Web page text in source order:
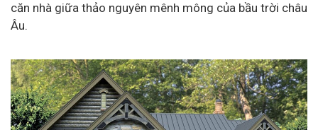
căn nhà giữa thảo nguyên mênh mông của bầu trời châu
Âu.